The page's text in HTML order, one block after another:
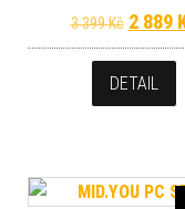
3 399Kč 2 889
DETAIL